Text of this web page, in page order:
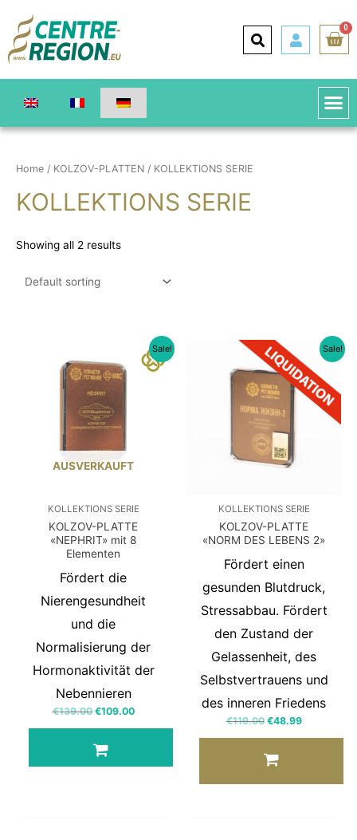
0
Home / KOLZOV-PLATTEN / KOLLEKTIONS SERIE
KOLLEKTIONS SERIE
Showing all 2 results
Sale!
AUSVERKAUFT
KOLLEKTIONS SERIE
KOLZOV-PLATTE
«NEPHRIT» mit 8
Elementen
Fördert die
Nierengesundheit
und die
Normalisierung der
Hormonaktivität der
Nebennieren
€139.00 €109.00
Sale!
KOLLEKTIONS SERIE
KOLZOV-PLATTE
«NORM DES LEBENS 2»
Fördert einen
gesunden Blutdruck,
Stressabbau. Fördert
den Zustand der
Gelassenheit, des
Selbstvertrauens und
des inneren Friedens
€119.00 €48.99